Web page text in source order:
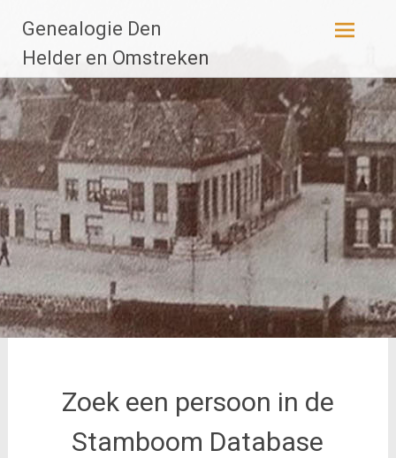
naar
inhoud
Genealogie Den
Helder en Omstreken
Zoek een persoon in de
Stamboom Database